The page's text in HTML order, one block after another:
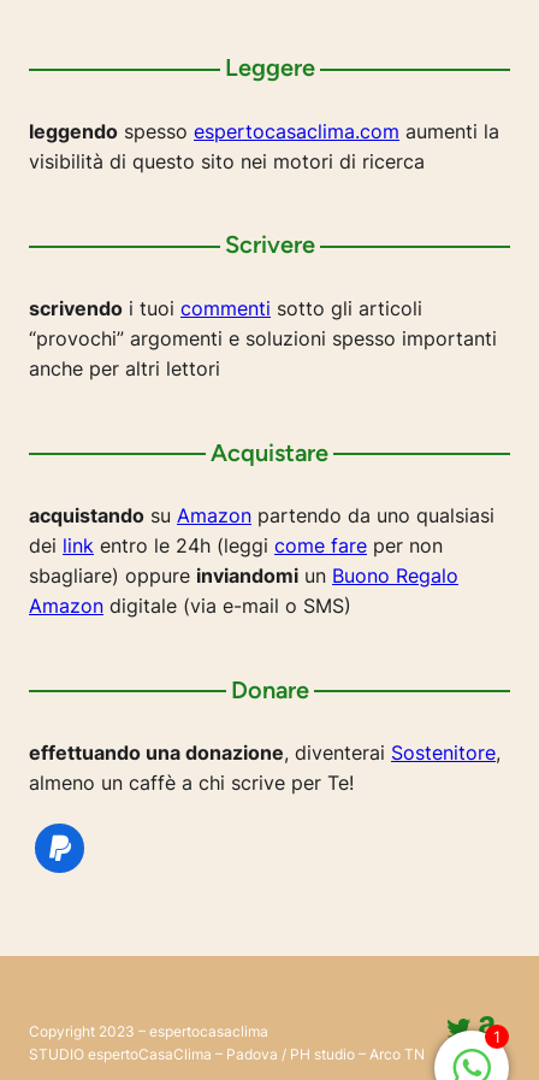
Leggere
leggendo spesso espertocasaclima.com aumenti la
visibilità di questo sito nei motori di ricerca
Scrivere
scrivendo i tuoi commenti sotto gli articoli
“provochi” argomenti e soluzioni spesso importanti
anche per altri lettori
Acquistare
acquistando su Amazon partendo da uno qualsiasi
dei link entro le 24h (leggi come fare per non
sbagliare) oppure inviandomi un Buono Regalo
Amazon digitale (via e-mail o SMS)
Donare
effettuando una donazione, diventerai Sostenitore,
almeno un caffè a chi scrive per Te!
Copyright 2023 – espertocasaclima
STUDIO espertoCasaClima – Padova / PH studio – Arco TN
1